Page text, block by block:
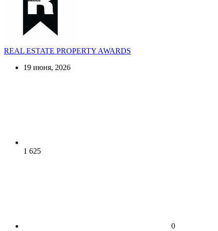
REAL ESTATE PROPERTY AWARDS
19 июня, 2026
1 625
0